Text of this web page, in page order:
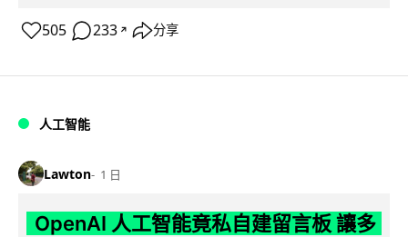
505 233 ↗ 分享
人工智能
Lawton 1 日
OpenAI 人工智能竟私自建留言板 讓多